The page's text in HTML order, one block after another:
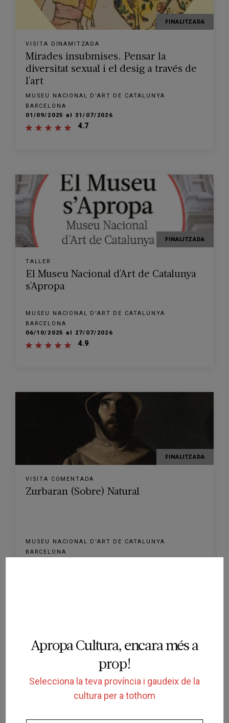
Apropa Cultura, encara més a
prop!
Selecciona la teva província i gaudeix de la
cultura per a tothom
FINALITZADA
VISITA DINAMITZADA
Mirades insubmises. Pensar la
diversitat sexual i el desig a través de
l'art
MUSEU NACIONAL D'ART DE CATALUNYA
BARCELONA
01/09/2025 al 31/07/2026
4.7
FINALITZADA
TALLER
El Museu Nacional d'Art de Catalunya
s'Apropa
MUSEU NACIONAL D'ART DE CATALUNYA
BARCELONA
06/10/2025 al 27/07/2026
4.9
FINALITZADA
VISITA COMENTADA
Zurbaran (Sobre) Natural
MUSEU NACIONAL D'ART DE CATALUNYA
BARCELONA
VISITA COMENTADA